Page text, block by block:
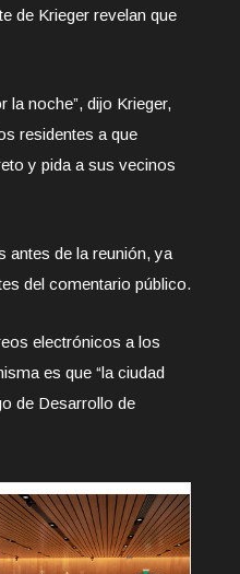
de Krieger revelan que
la noche”, dijo Krieger,
residentes a que
y pida a sus vecinos
antes de la reunión, ya
del comentario público.
electrónicos a los
es que “la ciudad
de Desarrollo de